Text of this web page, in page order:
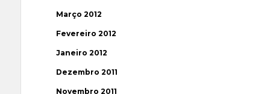
Março 2012
Fevereiro 2012
Janeiro 2012
Dezembro 2011
Novembro 2011